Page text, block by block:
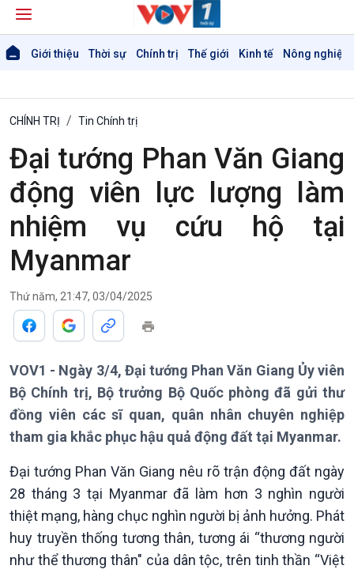
Giới thiệu Thời sự Chính trị Thế giới Kinh tế Nông nghiệp
Thời sự 6h
Thời sự 12h
Thời sự 18h
Thời sự 21h30
Bản tin
Chuyên mục
Theo dòng Thời sự
CHÍNH TRỊ Tin Chính trị
Đại tướng Phan Văn Giang
động viên lực lượng làm
nhiệm vụ cứu hộ tại
Myanmar
Thứ năm, 21:47, 03/04/2025
VOV1 - Ngày 3/4, Đại tướng Phan Văn Giang Ủy viên
Bộ Chính trị, Bộ trưởng Bộ Quốc phòng đã gửi thư
đồng viên các sĩ quan, quân nhân chuyên nghiệp
tham gia khắc phục hậu quả động đất tại Myanmar.
Đại tướng Phan Văn Giang nêu rõ trận động đất ngày
28 tháng 3 tại Myanmar đã làm hơn 3 nghìn người
thiệt mạng, hàng chục nghìn người bị ảnh hưởng. Phát
huy truyền thống tương thân, tương ái “thương người
như thể thương thân" của dân tộc, trên tinh thần “Việt